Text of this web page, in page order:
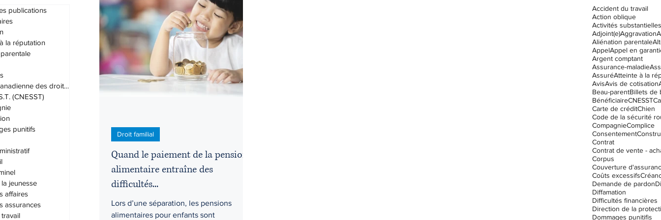
publications
la réputation
Charte canadienne des droits et lib
(CNESST)
punitifs
jeunesse
affaires
assurances
Droit administratif Droit civil Droit criminel
Droit du travail Droit familial Droit pénal
Quand le paiement de la pension
alimentaire entraîne des
difficultés...
Lors d’une séparation, les pensions
alimentaires pour enfants sont
Droit familial
Accident du travail
Action oblique
Activités substantielles
Adjoint(e)Aggravation
Aliénation parentale
AppelAppel en
Argent comptant
Assurance-maladie
AssuréAtteinte à la
AvisAvis de cotisation
Beau-parentBillets de
BénéficiaireCNESST
Carte de créditChien
Code de la sécurité
CompagnieComplice
Consentement
Contrat
Contrat de vente -
Corpus
Couverture
Coûts excessifs
Demande de pardon
Diffamation
Difficultés financières
Dommages punitifis